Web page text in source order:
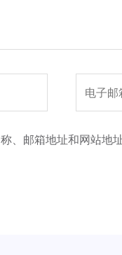
箱
、邮箱地址和网站地